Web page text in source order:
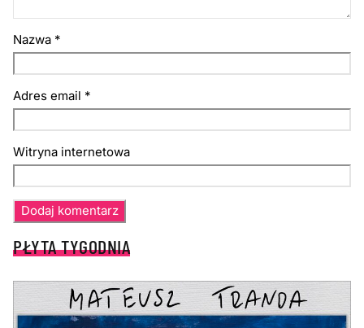
Nazwa *
Adres email *
Witryna internetowa
PŁYTA TYGODNIA